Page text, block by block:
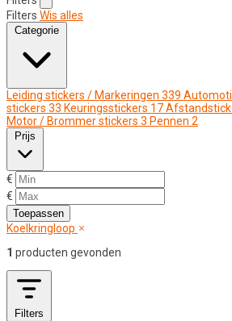
Filters Wis alles
Categorie
Leiding stickers / Markeringen 339
stickers 33 Keuringsstickers 17
Motor / Brommer stickers 3 Pennen 2
Prijs
€
€
Toepassen
Koelkringloop
1 producten gevonden
Filters